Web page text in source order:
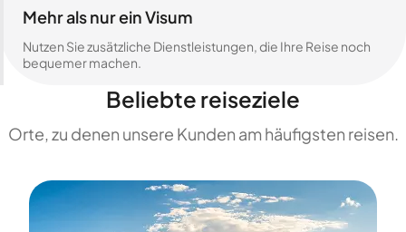
Mehr als nur ein Visum
Nutzen Sie zusätzliche Dienstleistungen, die Ihre Reise noch
bequemer machen.
Beliebte reiseziele
Orte, zu denen unsere Kunden am häufigsten reisen.